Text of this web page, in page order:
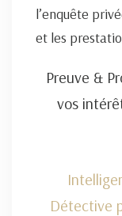
l’enquête
et les
Preuve &
vos
Détective